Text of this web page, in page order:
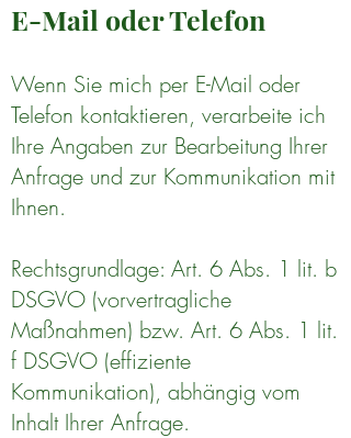
E-Mail oder Telefon
Wenn Sie mich per E-Mail oder
Telefon kontaktieren, verarbeite ich
Ihre Angaben zur Bearbeitung Ihrer
Anfrage und zur Kommunikation mit
Ihnen.
Rechtsgrundlage: Art. 6 Abs. 1 lit. b
DSGVO (vorvertragliche
Maßnahmen) bzw. Art. 6 Abs. 1 lit.
f DSGVO (effiziente
Kommunikation), abhängig vom
Inhalt Ihrer Anfrage.